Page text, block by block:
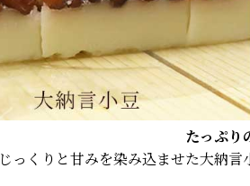
たっぷり
じっくりと甘みを染み込ませた大納言